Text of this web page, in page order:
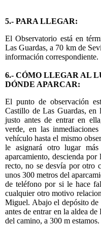
5.- PARA LLEGAR:
El Observatorio está en
Las Guardas, a 70 km de
información correspondiente.
6.- CÓMO LLEGAR AL
DÓNDE APARCAR:
El punto de observación
Castillo de Las Guardas, en
justo antes de entrar en
verde, en las
vehículo hasta el mismo
le asignará otro lugar
aparcamiento, descienda
recto, no se desvía por otro
unos 300 metros del
de teléfono por si le hace
cualquier otro motivo
Miguel. Abajo el depósito de
antes de entrar en la aldea
del camino, a 300 m estamos.